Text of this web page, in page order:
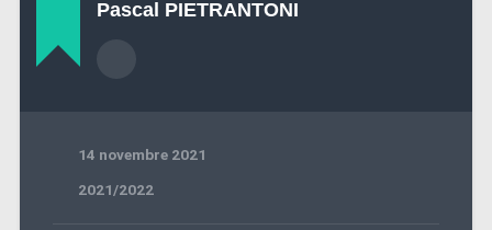
Pascal PIETRANTONI
14 novembre 2021
2021/2022